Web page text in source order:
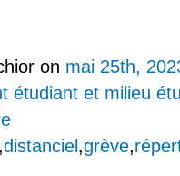
on mai 25th,
étudiant et milieu
,distanciel,grève,